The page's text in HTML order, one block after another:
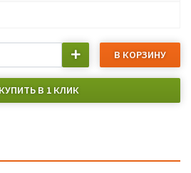
В КОРЗИНУ
КУПИТЬ В 1 КЛИК